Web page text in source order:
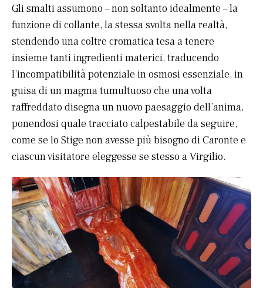
Gli smalti assumono – non soltanto idealmente – la
funzione di collante, la stessa svolta nella realtà,
stendendo una coltre cromatica tesa a tenere
insieme tanti ingredienti materici, traducendo
l’incompatibilità potenziale in osmosi essenziale, in
guisa di un magma tumultuoso che una volta
raffreddato disegna un nuovo paesaggio dell’anima,
ponendosi quale tracciato calpestabile da seguire,
come se lo Stige non avesse più bisogno di Caronte e
ciascun visitatore eleggesse se stesso a Virgilio.